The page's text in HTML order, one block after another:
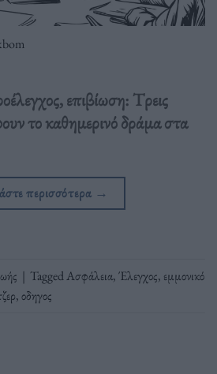
επιβίωση: Tρεις
το καθημερινό δράμα στα
περισσότερα →
| TaggedΑσφάλεια,Έλεγχος, εμμονικό
,οδηγος